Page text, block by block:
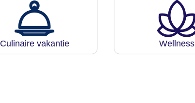
Culinaire vakantie Wellness